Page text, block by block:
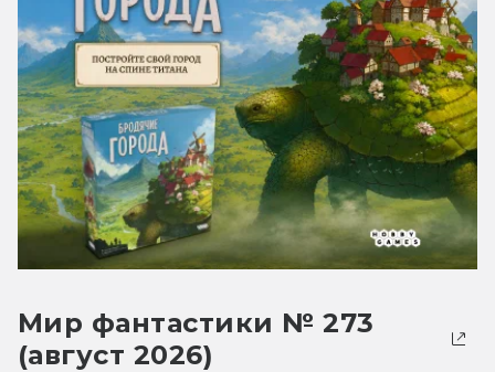
Мир фантастики № 273
(август 2026)